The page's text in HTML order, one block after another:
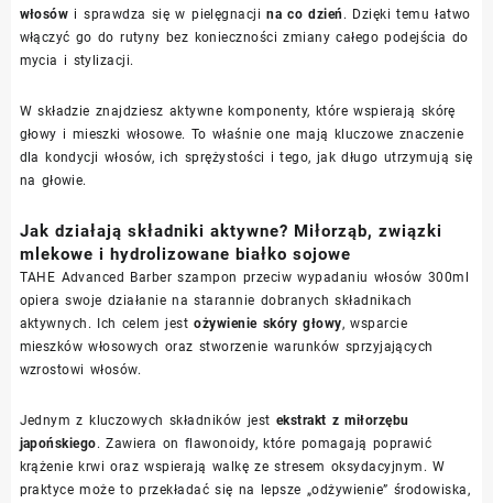
włosów i sprawdza się w pielęgnacjina co dzień . Dzięki temu łatwo
włączyć go do rutyny bez konieczności zmiany całego podejścia do
mycia i stylizacji.
W składzie znajdziesz aktywne komponenty, które wspierają skórę
głowy i mieszki włosowe. To właśnie one mają kluczowe znaczenie
dla kondycji włosów, ich sprężystości i tego, jak długo utrzymują się
na głowie.
Jak działają składniki aktywne? Miłorząb, związki
mlekowe i hydrolizowane białko sojowe
TAHE Advanced Barber szampon przeciw wypadaniu włosów 300ml
opiera swoje działanie na starannie dobranych składnikach
aktywnych. Ich celem jestożywienie skóry głowy, wsparcie
mieszków włosowych oraz stworzenie warunków sprzyjających
wzrostowi włosów.
Jednym z kluczowych składników jest ekstrakt z miłorzębu
japońskiego. Zawiera on flawonoidy, które pomagają poprawić
krążenie krwi oraz wspierają walkę ze stresem oksydacyjnym. W
praktyce może to przekładać się na lepsze „odżywienie” środowiska,